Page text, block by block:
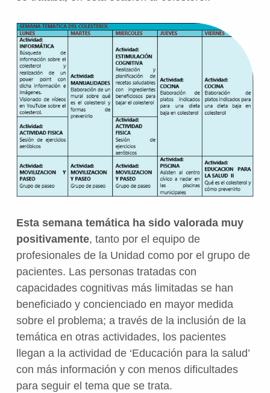
Esta semana temática ha sido valorada muy
positivamente, tanto por el equipo de
profesionales de la Unidad como por el grupo de
pacientes. Las personas tratadas con
capacidades cognitivas más limitadas se han
beneficiado y concienciado en mayor medida
sobre el problema; a través de la inclusión de la
temática en otras actividades, los pacientes
llegan a la actividad de ‘Educación para la salud’
con más información y con menos dificultades
para seguir el tema que se trata.